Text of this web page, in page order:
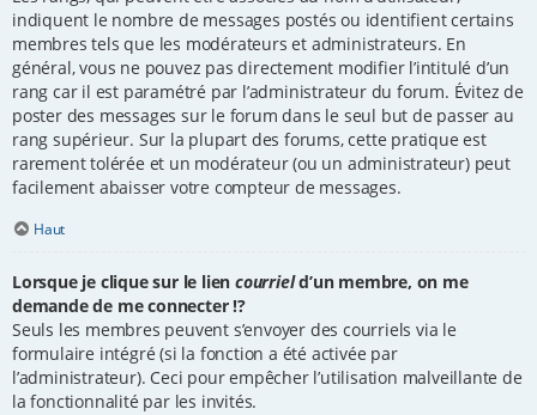
indiquent le nombre de messages postés ou identifient certains
membres tels que les modérateurs et administrateurs. En
général, vous ne pouvez pas directement modifier l’intitulé d’un
rang car il est paramétré par l’administrateur du forum. Évitez de
poster des messages sur le forum dans le seul but de passer au
rang supérieur. Sur la plupart des forums, cette pratique est
rarement tolérée et un modérateur (ou un administrateur) peut
facilement abaisser votre compteur de messages.
Haut
Lorsque je clique sur le lien courrield’un membre, on me
demande de me connecter !?
Seuls les membres peuvent s’envoyer des courriels via le
formulaire intégré (si la fonction a été activée par
l’administrateur). Ceci pour empêcher l’utilisation malveillante de
la fonctionnalité par les invités.